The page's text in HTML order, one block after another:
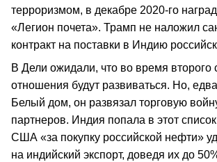
терроризмом, в декабре 2020-го
«Легион почета». Трамп не наложил
контракт на поставки в Индию
В Дели ожидали, что во время второго
отношения будут развиваться. Но,
Белый дом, он развязал торговую
партнеров. Индия попала в этот список
США «за покупку российской нефти»
на индийский экспорт, доведя их до